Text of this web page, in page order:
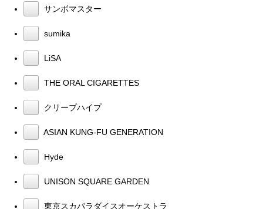
サンボマスター
sumika
LiSA
THE ORAL CIGARETTES
クリープハイプ
ASIAN KUNG-FU GENERATION
Hyde
UNISON SQUARE GARDEN
東京スカパラダイスオーケストラ